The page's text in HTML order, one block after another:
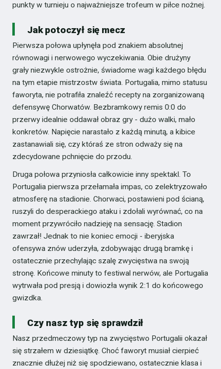
punkty w turnieju o najważniejsze trofeum w piłce nożnej.
Jak potoczył się mecz
Pierwsza połowa upłynęła pod znakiem absolutnej
równowagi i nerwowego wyczekiwania. Obie drużyny
grały niezwykle ostrożnie, świadome wagi każdego błędu
na tym etapie mistrzostw świata. Portugalia, mimo statusu
faworyta, nie potrafiła znaleźć recepty na zorganizowaną
defensywę Chorwatów. Bezbramkowy remis 0:0 do
przerwy idealnie oddawał obraz gry - dużo walki, mało
konkretów. Napięcie narastało z każdą minutą, a kibice
zastanawiali się, czy któraś ze stron odważy się na
zdecydowane pchnięcie do przodu.
Druga połowa przyniosła całkowicie inny spektakl. To
Portugalia pierwsza przełamała impas, co zelektryzowało
atmosferę na stadionie. Chorwaci, postawieni pod ścianą,
ruszyli do desperackiego ataku i zdołali wyrównać, co na
moment przywróciło nadzieję na sensację. Stadion
zawrzał! Jednak to nie koniec emocji - iberyjska
ofensywa znów uderzyła, zdobywając drugą bramkę i
ostatecznie przechylając szalę zwycięstwa na swoją
stronę. Końcowe minuty to festiwal nerwów, ale Portugalia
wytrwała pod presją i dowiozła wynik 2:1 do końcowego
gwizdka.
Czy nasz typ się sprawdził
Nasz przedmeczowy typ na zwycięstwo Portugalii okazał
się strzałem w dziesiątkę. Choć faworyt musiał cierpieć
znacznie dłużej niż się spodziewano, ostatecznie klasa i